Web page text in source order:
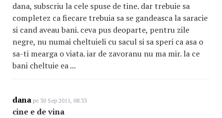
dana, subscriu la cele spuse de tine. dar trebuie sa
completez ca fiecare trebuia sa se gandeasca la saracie
si cand aveau bani. ceva pus deoparte, pentru zile
negre, nu numai cheltuieli cu sacul si sa speri ca asa o
sa-ti mearga o viata. iar de zavoranu nu ma mir. la ce
bani cheltuie ea ...
dana pe 30 Sep 2011, 08:33
cine e de vina